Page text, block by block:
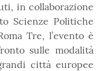
in collaborazione
Scienze Politiche
Tre, l’evento è
sulle modalità
città europee